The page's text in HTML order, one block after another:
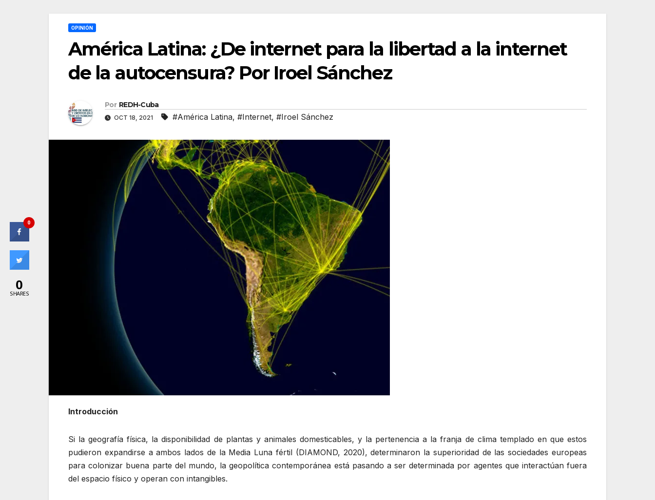
OPINIÓN
América Latina: ¿De internet para la libertad a la internet
de la autocensura? Por Iroel Sánchez
Por REDH-Cuba
OCT 18, 2021 #América Latina, #Internet, #Iroel Sánchez
Introducción
Si la geografía física, la disponibilidad de plantas y animales domesticables, y la pertenencia a la franja de clima templado en que estos
pudieron expandirse a ambos lados de la Media Luna fértil (DIAMOND, 2020), determinaron la superioridad de las sociedades europeas
para colonizar buena parte del mundo, la geopolítica contemporánea está pasando a ser determinada por agentes que interactúan fuera
del espacio físico y operan con intangibles.
0
0
SHARES